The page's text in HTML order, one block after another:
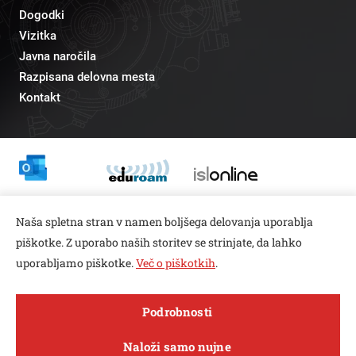
Open toolbar
Dogodki
Vizitka
Javna naročila
Razpisana delovna mesta
Kontakt
pr@fs.uni-lj.si
Naša spletna stran v namen boljšega delovanja uporablja
piškotke. Z uporabo naših storitev se strinjate, da lahko
uporabljamo piškotke.Več o piškotkih.
Podrobnosti
Naloži samo nujne